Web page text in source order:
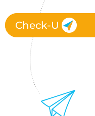
Check-U